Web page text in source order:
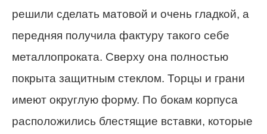
решили сделать матовой и очень гладкой, а
передняя получила фактуру такого себе
металлопроката. Сверху она полностью
покрыта защитным стеклом. Торцы и грани
имеют округлую форму. По бокам корпуса
расположились блестящие вставки, которые